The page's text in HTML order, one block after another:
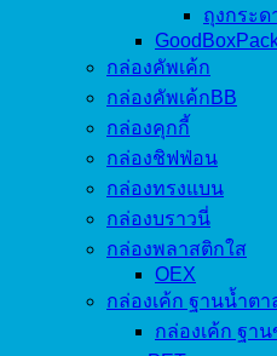
ถุงกระด
กล่องคัพเค้ก
กล่องคัพเค้กBB
กล่องคุกกี้
กล่องชิฟฟ่อน
กล่องทรงแบน
กล่องบราวนี่
กล่องพลาสติกใส
OEX
กล่องเค้ก ฐานน้ำตา
กล่องเค้ก ฐา